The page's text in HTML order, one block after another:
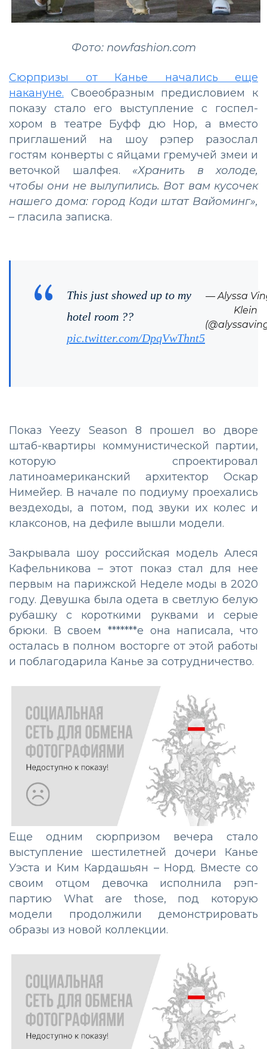
Фото: nowfashion.com
Сюрпризы от Канье начались еще
накануне. Своеобразным предисловием к
показу стало его выступление с госпел-
хором в театре Буфф дю Нор, а вместо
приглашений на шоу рэпер разослал
гостям конверты с яйцами гремучей змеи и
веточкой шалфея. «Хранить в холоде,
чтобы они не вылупились. Вот вам кусочек
нашего дома: город Коди штат Вайоминг»,
– гласила записка.
This just showed up to my
hotel room ??
pic.twitter.com/DpqVwThnt5
— Alyssa
Klein
Показ Yeezy Season 8 прошел во дворе
штаб-квартиры коммунистической партии,
которую спроектировал
латиноамериканский архитектор Оскар
Нимейер. В начале по подиуму проехались
вездеходы, а потом, под звуки их колес и
клаксонов, на дефиле вышли модели.
Закрывала шоу российская модель Алеся
Кафельникова – этот показ стал для нее
первым на парижской Неделе моды в 2020
году. Девушка была одета в светлую белую
рубашку с короткими руквами и серые
брюки. В своем *******е она написала, что
осталась в полном восторге от этой работы
и поблагодарила Канье за сотрудничество.
Еще одним сюрпризом вечера стало
выступление шестилетней дочери Канье
Уэста и Ким Кардашьян – Норд. Вместе со
своим отцом девочка исполнила рэп-
партию What are those, под которую
модели продолжили демонстрировать
образы из новой коллекции.